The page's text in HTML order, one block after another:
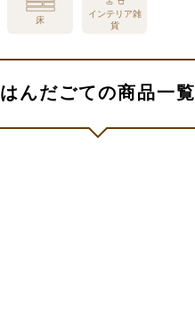
床
インテリア雑
貨
はんだごての商品一覧